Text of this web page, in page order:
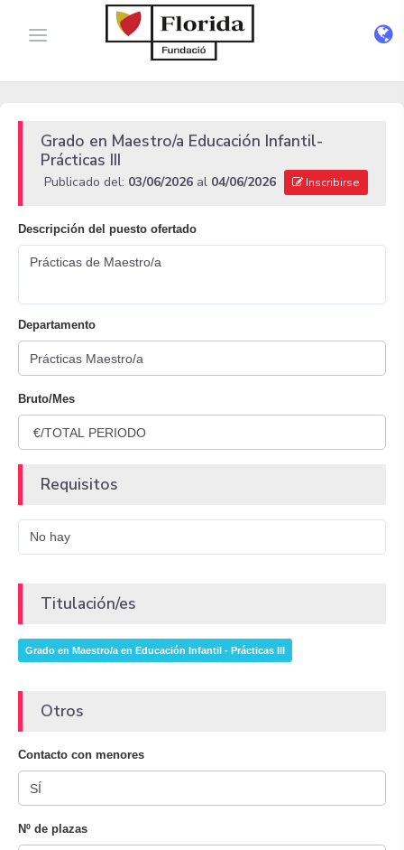
Grado en Maestro/a Educación Infantil-
Prácticas III
Publicado del: 03/06/2026 al 04/06/2026 Inscribirse
Descripción del puesto ofertado
Prácticas de Maestro/a
Departamento
Bruto/Mes
Requisitos
No hay
Titulación/es
Grado en Maestro/a en Educación Infantil - Prácticas III
Otros
Contacto con menores
Nº de plazas